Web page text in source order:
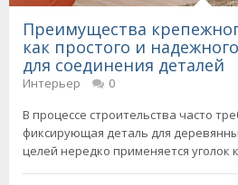
Преимущества
как простого и
для соединения деталей
Интерьер
0
В процессе строительства часто
фиксирующая деталь для
целей нередко применяется уголок